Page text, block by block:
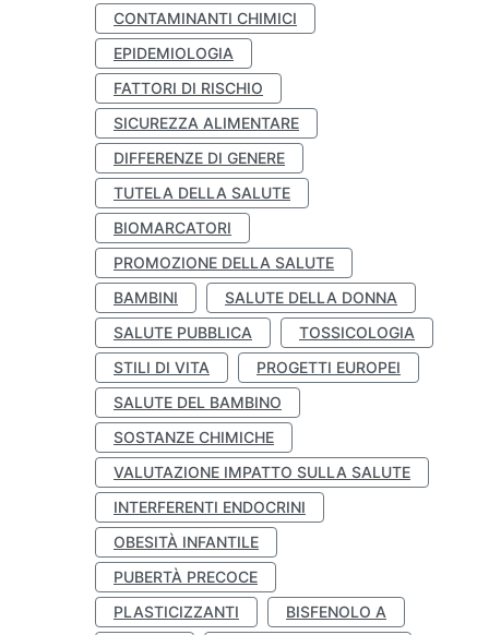
CONTAMINANTI CHIMICI
EPIDEMIOLOGIA
FATTORI DI RISCHIO
SICUREZZA ALIMENTARE
DIFFERENZE DI GENERE
TUTELA DELLA SALUTE
BIOMARCATORI
PROMOZIONE DELLA SALUTE
BAMBINI
SALUTE DELLA DONNA
SALUTE PUBBLICA
TOSSICOLOGIA
STILI DI VITA
PROGETTI EUROPEI
SALUTE DEL BAMBINO
SOSTANZE CHIMICHE
VALUTAZIONE IMPATTO SULLA SALUTE
INTERFERENTI ENDOCRINI
OBESITÀ INFANTILE
PUBERTÀ PRECOCE
PLASTICIZZANTI
BISFENOLO A